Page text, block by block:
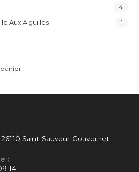
4
Aux Aiguilles 1
Saint-Sauveur-Gouvernet
:
14